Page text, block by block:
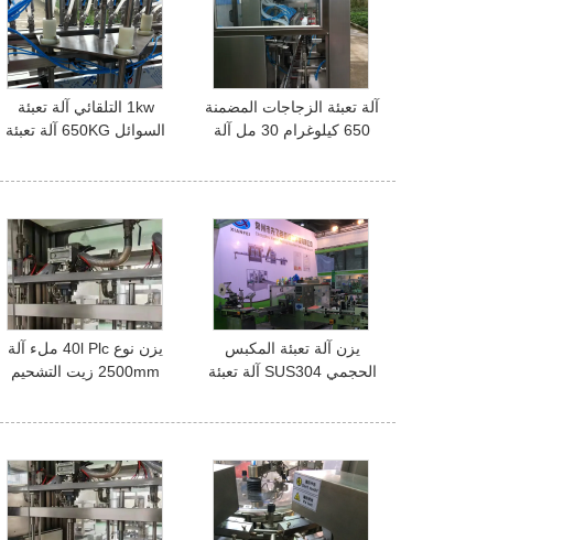
1kw التلقائي آلة تعبئة
السوائل 650KG آلة تعبئة
آلة تعبئة الزجاجات المضمنة
650 كيلوغرام 30 مل آلة
يزن نوع 40l Plc ملء آلة
2500mm زيت التشحيم
يزن آلة تعبئة المكبس
الحجمي SUS304 آلة تعبئة